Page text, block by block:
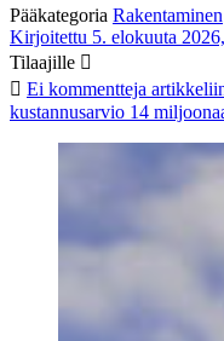
Pääkategoria Rakentaminen
Kirjoitettu 5. elokuuta
Tilaajille
Ei kommentteja
kustannusarvio 14